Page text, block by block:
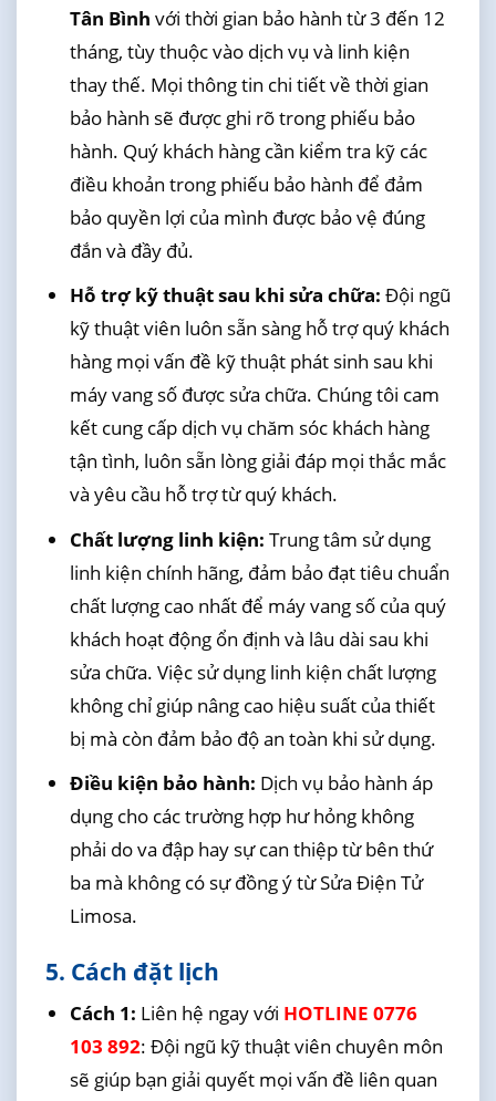
Tân Bình với thời gian bảo hành từ 3 đến 12
tháng, tùy thuộc vào dịch vụ và linh kiện
thay thế. Mọi thông tin chi tiết về thời gian
bảo hành sẽ được ghi rõ trong phiếu bảo
hành. Quý khách hàng cần kiểm tra kỹ các
điều khoản trong phiếu bảo hành để đảm
bảo quyền lợi của mình được bảo vệ đúng
đắn và đầy đủ.
Hỗ trợ kỹ thuật sau khi sửa chữa: Đội ngũ
kỹ thuật viên luôn sẵn sàng hỗ trợ quý khách
hàng mọi vấn đề kỹ thuật phát sinh sau khi
máy vang số được sửa chữa. Chúng tôi cam
kết cung cấp dịch vụ chăm sóc khách hàng
tận tình, luôn sẵn lòng giải đáp mọi thắc mắc
và yêu cầu hỗ trợ từ quý khách.
Chất lượng linh kiện: Trung tâm sử dụng
linh kiện chính hãng, đảm bảo đạt tiêu chuẩn
chất lượng cao nhất để máy vang số của quý
khách hoạt động ổn định và lâu dài sau khi
sửa chữa. Việc sử dụng linh kiện chất lượng
không chỉ giúp nâng cao hiệu suất của thiết
bị mà còn đảm bảo độ an toàn khi sử dụng.
Điều kiện bảo hành: Dịch vụ bảo hành áp
dụng cho các trường hợp hư hỏng không
phải do va đập hay sự can thiệp từ bên thứ
ba mà không có sự đồng ý từ Sửa Điện Tử
Limosa.
5. Cách đặt lịch
Cách 1: Liên hệ ngay với HOTLINE 0776
103 892: Đội ngũ kỹ thuật viên chuyên môn
sẽ giúp bạn giải quyết mọi vấn đề liên quan